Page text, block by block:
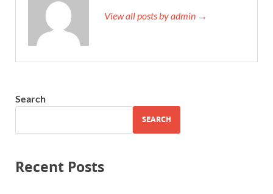
View all posts by admin →
Search
SEARCH
Recent Posts